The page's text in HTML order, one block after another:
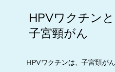
HPVワクチンと
子宮頸がん
HPVワクチンは、子宮頚が